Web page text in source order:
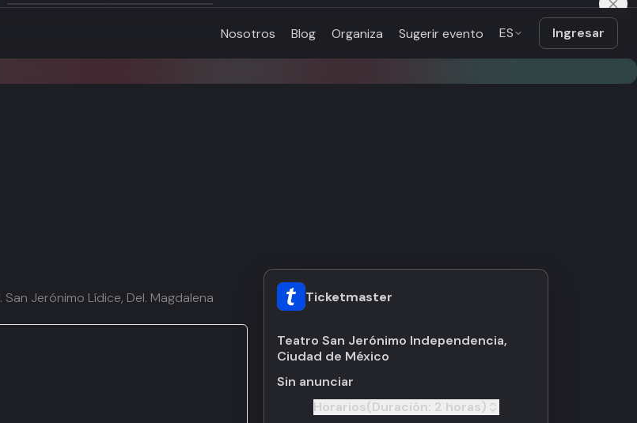
Nosotros Blog Organiza Sugerir evento ES Ingresar
Ticketmaster
Teatro San Jerónimo Independencia,
Ciudad de México
Sin anunciar
Horarios(Duración: 2 horas)
Toggle
Jerónimo Lídice, Del. Magdalena